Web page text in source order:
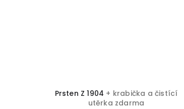
Prsten Z 1904 + krabička a čistící
utěrka zdarma